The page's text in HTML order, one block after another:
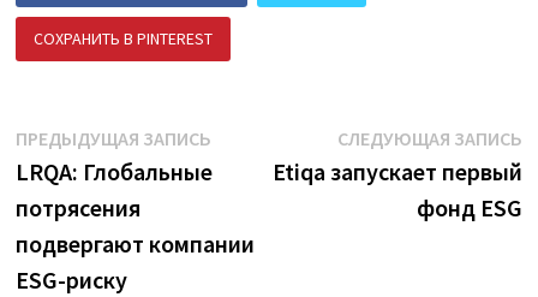
СОХРАНИТЬ В PINTEREST
Навигация
по
записям
ПРЕДЫДУЩАЯ ЗАПИСЬПредыдущая
запись:
LRQA: Глобальные
потрясения
подвергают компании
ESG-риску
СЛЕДУЮЩАЯ ЗАПИСЬ
Etiqa запускает первый
фонд ESG